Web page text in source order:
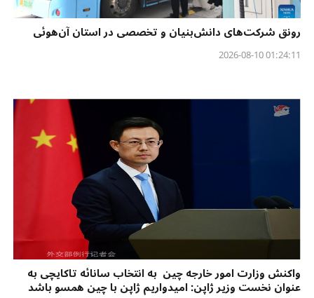
رونق شرکت‌های دانش‌بنیان و تخصصی در استان آن‌هوئی
01:24:11 2026-08-10
واکنش وزارت امور خارجه چین به انتخاب سانائه تاکایچی به
عنوان نخست وزیر ژاپن: امیدواریم ژاپن با چین همسو باشد